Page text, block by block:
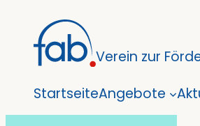
Inhalt
springen
Verein zur
StartseiteAngebote